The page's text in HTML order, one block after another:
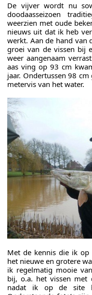
De vijver wordt nu
doodaasseizoen
weerzien met oude
nieuws uit dat ik heb
werkt. Aan de hand van
groei van de vissen bij
weer aangenaam
aas ving op 93 cm
jaar. Ondertussen 98
metervis van het water.
Met de kennis die ik
het nieuwe en grotere
ik regelmatig mooie
bij, o.a. het vissen met
nadat ik op de site